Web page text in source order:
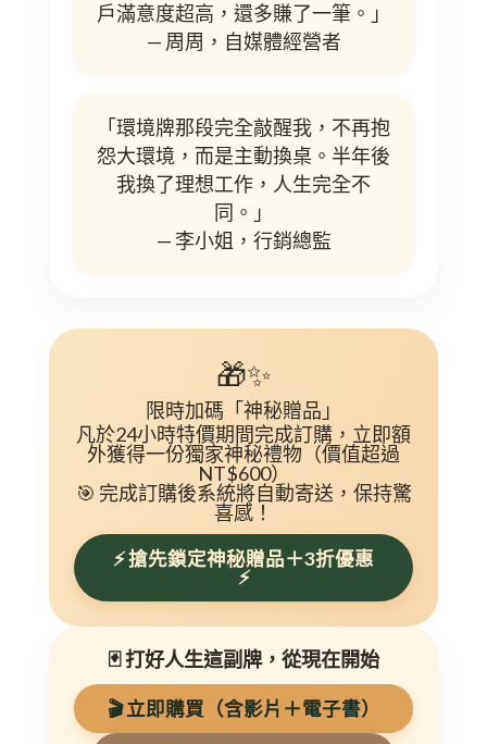
戶滿意度超高，還多賺了一筆。」
— 周周，自媒體經營者
「環境牌那段完全敲醒我，不再抱
怨大環境，而是主動換桌。半年後
我換了理想工作，人生完全不
同。」
— 李小姐，行銷總監
🎁✨
限時加碼「神秘贈品」
凡於24小時特價期間完成訂購，立即額
外獲得一份獨家神秘禮物 （價值超過
NT$600）
🎯 完成訂購後系統將自動寄送，保持驚
喜感！
⚡ 搶先鎖定神秘贈品＋3折優惠
⚡
🃏 打好人生這副牌，從現在開始
🎬 立即購買（含影片＋電子書）